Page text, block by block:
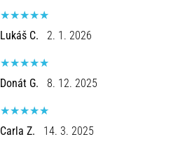
teste
beep:
O
que
e
como
são
Lukáš C. 2. 1. 2026
Donát G. 8. 12. 2025
Carla Z. 14. 3. 2025